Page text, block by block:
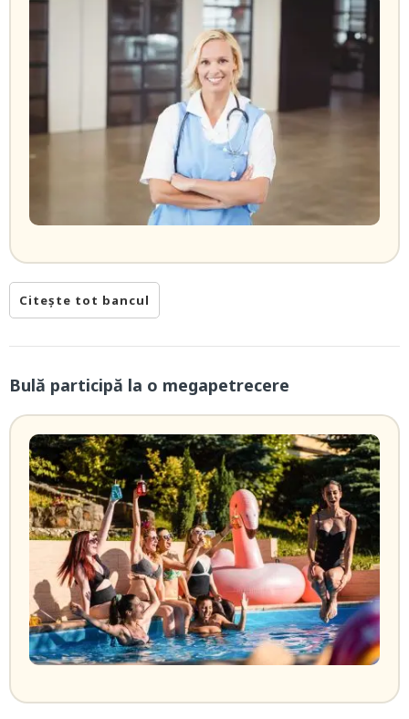
Citește tot bancul
Bulă participă la o megapetrecere